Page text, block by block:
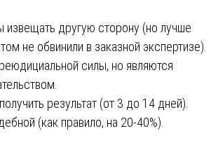
извещать другую сторону (но лучше
не обвинили в заказной экспертизе).
силы, но являются
результат (от 3 до 14 дней).
(как правило, на 20-40%).